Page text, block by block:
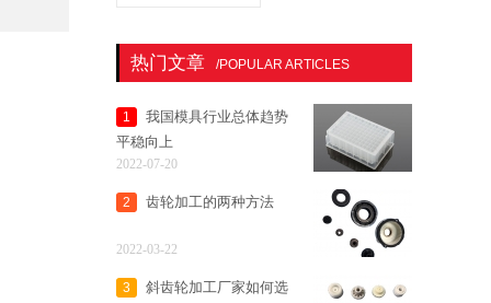
热门文章 /POPULAR ARTICLES
1
我国模具行业总体趋势
平稳向上
2022-07-20
2 齿轮加工的两种方法
2022-03-22
3
斜齿轮加工厂家如何选